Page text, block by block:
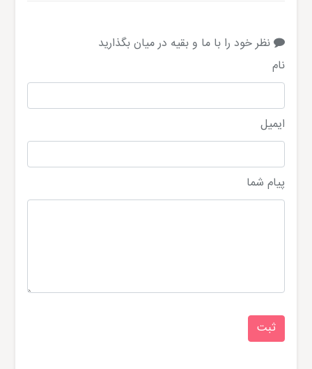
نظر خود را با ما و بقیه در میان بگذارید
نام
ایمیل
پیام شما